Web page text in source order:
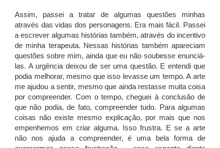
Assim, passei a tratar de algumas questões minhas
através das vidas dos personagens. Era mais fácil. Passei
a escrever algumas histórias também, através do incentivo
de minha terapeuta. Nessas histórias também apareciam
questões sobre mim, ainda que eu não soubesse enunciá-
las. A urgência deixou de ser uma questão. E entendi que
podia melhorar, mesmo que isso levasse um tempo. A arte
me ajudou a sentir, mesmo que ainda restasse muita coisa
por compreender. Com o tempo, cheguei à conclusão de
que não podia, de fato, compreender tudo. Para algumas
coisas não existe mesmo explicação, por mais que nos
empenhemos em criar alguma. Isso frustra. E se a arte
não nos ajuda a compreender, é uma bela forma de